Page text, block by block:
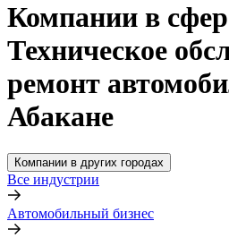
Компании в
Техническое
ремонт
Абакане
Компании в других городах
Все индустрии
Автомобильный бизнес